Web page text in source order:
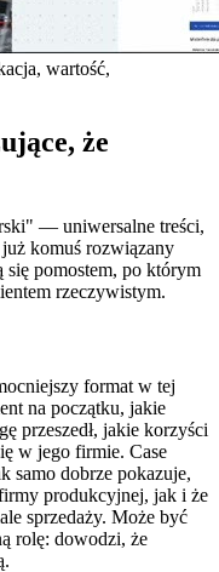
wartość,
że
— uniwersalne treści,
komuś rozwiązany
pomostem, po którym
rzeczywistym.
format w tej
na początku, jakie
przeszedł, jakie korzyści
w jego firmie. Case
samo dobrze pokazuje,
produkcyjnej, jak i że
sprzedaży. Może być
rolę: dowodzi, że